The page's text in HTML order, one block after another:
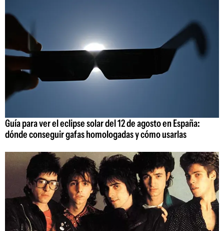
Guía para ver el eclipse solar del 12 de agosto en España:
dónde conseguir gafas homologadas y cómo usarlas